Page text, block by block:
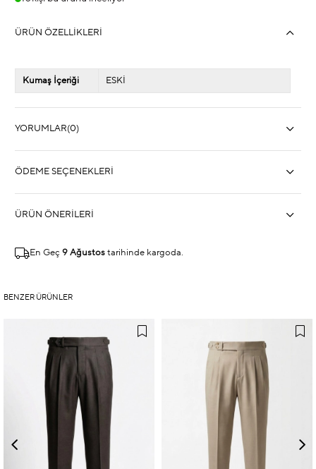
ÜRÜN ÖZELLIKLERI
Kumaş İçeriği ESKİ
YORUMLAR(0)
ÖDEME SEÇENEKLERI
ÜRÜN ÖNERILERI
En Geç 9 Ağustos tarihinde kargoda.
BENZER ÜRÜNLER